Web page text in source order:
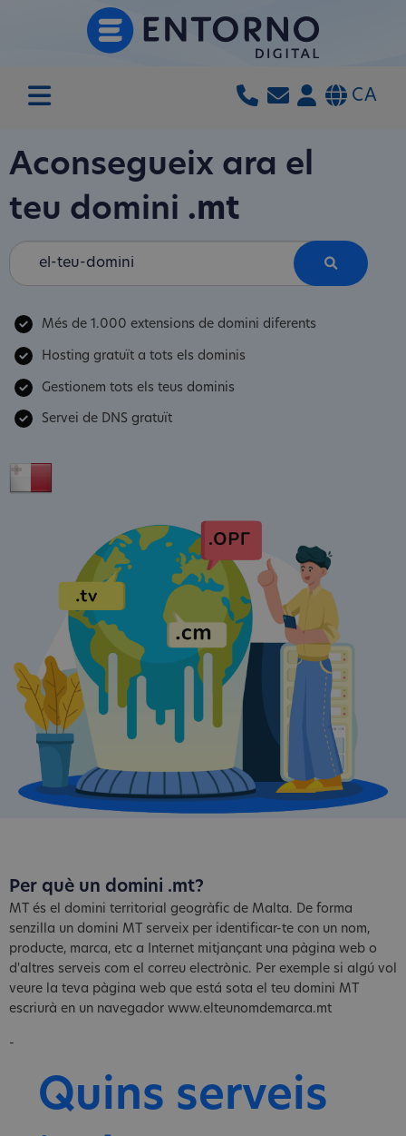
CA
Aconsegueix ara el
teu domini .mt
Més de 1.000 extensions de domini diferents
Hosting gratuït a tots els dominis
Gestionem tots els teus dominis
Servei de DNS gratuït
Per què un domini .mt?
MT és el domini territorial geogràfic de Malta. De forma
senzilla un domini MT serveix per identificar-te con un nom,
producte, marca, etc a Internet mitjançant una pàgina web o
d'altres serveis com el correu electrònic. Per exemple si algú vol
veure la teva pàgina web que está sota el teu domini MT
escriurà en un navegador www.elteunomdemarca.mt
-
Quins serveis